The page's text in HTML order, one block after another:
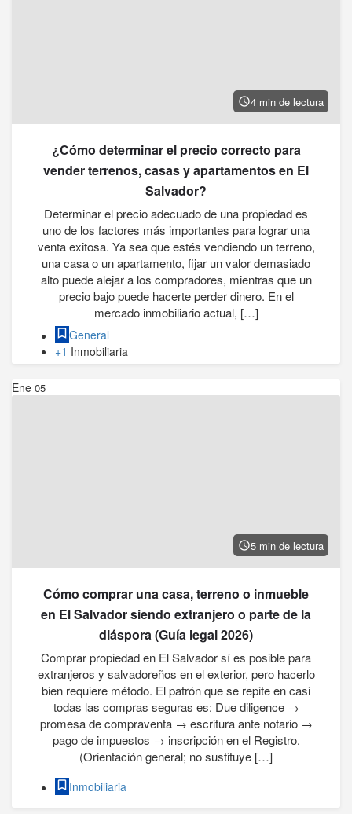
4 min de lectura
¿Cómo determinar el precio correcto para
vender terrenos, casas y apartamentos en El
Salvador?
Determinar el precio adecuado de una propiedad es
uno de los factores más importantes para lograr una
venta exitosa. Ya sea que estés vendiendo un terreno,
una casa o un apartamento, fijar un valor demasiado
alto puede alejar a los compradores, mientras que un
precio bajo puede hacerte perder dinero. En el
mercado inmobiliario actual, […]
General
+1 Inmobiliaria
Ene 05
5 min de lectura
Cómo comprar una casa, terreno o inmueble
en El Salvador siendo extranjero o parte de la
diáspora (Guía legal 2026)
Comprar propiedad en El Salvador sí es posible para
extranjeros y salvadoreños en el exterior, pero hacerlo
bien requiere método. El patrón que se repite en casi
todas las compras seguras es: Due diligence →
promesa de compraventa → escritura ante notario →
pago de impuestos → inscripción en el Registro.
(Orientación general; no sustituye […]
Inmobiliaria